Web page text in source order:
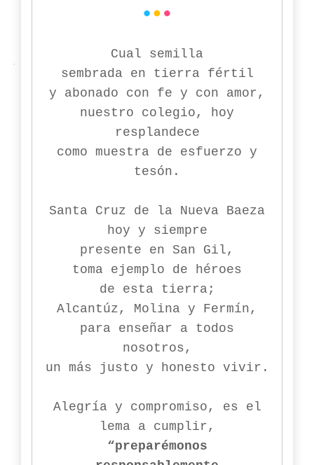
Cual semilla
sembrada en tierra fértil
y abonado con fe y con amor,
nuestro colegio, hoy
resplandece
como muestra de esfuerzo y
tesón.
Santa Cruz de la Nueva Baeza
hoy y siempre
presente en San Gil,
toma ejemplo de héroes
de esta tierra;
Alcantúz, Molina y Fermín,
para enseñar a todos
nosotros,
un más justo y honesto vivir.
Alegría y compromiso, es el
lema a cumplir,
“preparémonos